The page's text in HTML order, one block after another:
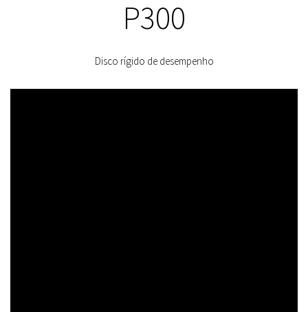
P300
Disco rígido de desempenho